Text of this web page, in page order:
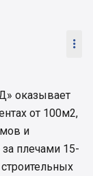

оказывает
от 100м2,
и
плечами 15-